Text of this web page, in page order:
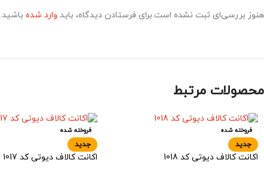
هنوز بررسی‌ای ثبت نشده است.برای فرستادن دیدگاه، باید وارد شده باشید.
محصولات مرتبط
فروخته شده
جدید
اکانت کالاف دیوتی کد 1018
فروخته شده
جدید
اکانت کالاف دیوتی کد 1017